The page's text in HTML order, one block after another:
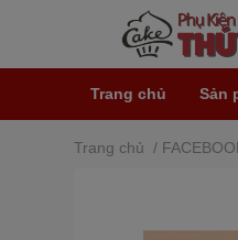
Trang chủ Sản
Trang chủ /